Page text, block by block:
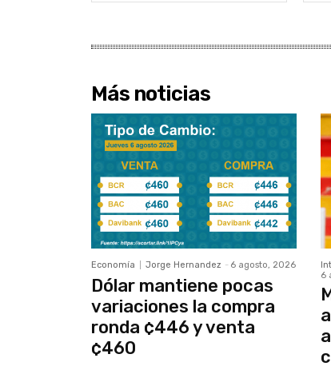
Más noticias
Economía Jorge Hernandez - 6 agosto, 2026
Dólar mantiene pocas
variaciones la compra
ronda ¢446 y venta
¢460
6